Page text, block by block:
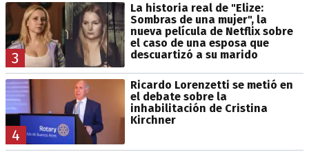
3
La historia real de "Elize:
Sombras de una mujer", la
nueva película de Netflix sobre
el caso de una esposa que
descuartizó a su marido
4
Ricardo Lorenzetti se metió en
el debate sobre la
inhabilitación de Cristina
Kirchner